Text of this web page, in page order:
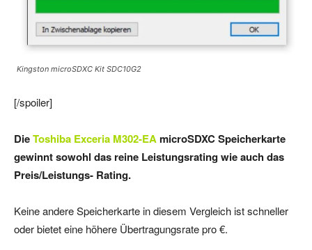
Kingston microSDXC Kit SDC10G2
[/spoiler]
DieToshiba Exceria M302-EAmicroSDXC Speicherkarte
gewinnt sowohl das reine Leistungsrating wie auch das
Preis/Leistungs- Rating.
Keine andere Speicherkarte in diesem Vergleich ist schneller
oder bietet eine höhere Übertragungsrate pro €.